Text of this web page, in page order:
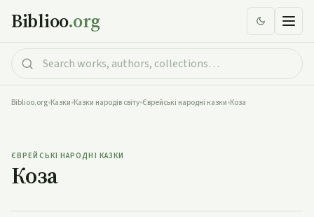
Biblioo.org
Biblioo.org•Казки•Казки народів світу•Єврейські народні казки•Коза
ЄВРЕЙСЬКІ НАРОДНІ КАЗКИ
Коза